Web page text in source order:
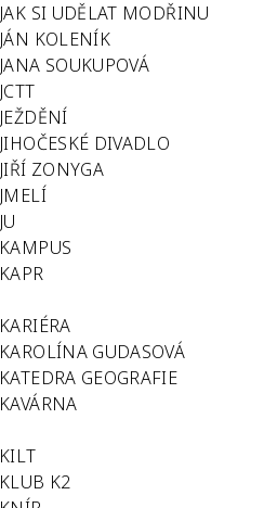
JAK SI UDĚLAT MODŘINU
JÁN KOLENÍK
JANA SOUKUPOVÁ
JCTT
JEŽDĚNÍ
JIHOČESKÉ DIVADLO
JIŘÍ ZONYGA
JMELÍ
JU
KAMPUS
KAPR
KARIÉRA
KAROLÍNA GUDASOVÁ
KATEDRA GEOGRAFIE
KAVÁRNA
KILT
KLUB K2